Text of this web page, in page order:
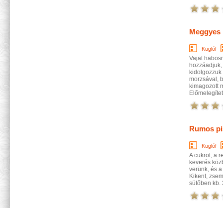
Kuglóf
Vajat
kidolgozzuk
morzsával,
kimagozott
Rumos
Kuglóf
A cukrot, a
keverés
verünk, és
Kikent,
sütőben kb.